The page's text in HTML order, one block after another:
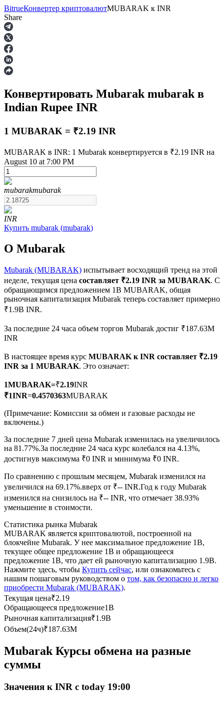
Фьючерсы
USDT-фьючерсы
Фьючерсы с использованием USDT в качестве
обеспечения
Фьючерсы на COIN-M
Криптовалютные фьючерсы
Деривативы на акции, форекс, драгоценные металлы и
сырьевые товары
Фьючерсы с использованием USDC в качестве
обеспечения
Копирование торговли
Присоединяйтесь к лучшим трейдерам
BitrueКонвертер криптовалютMUBARAK к INR
Share
Конвертировать Mubarak mubarak в
Indian Rupee INR
1 MUBARAK = ₹2.19 INR
MUBARAK в INR: 1 Mubarak конвертируется в ₹2.19 INR на
August 10 at 7:00 PM
mubarakmubarak
INR
Купить mubarak (mubarak)
О Mubarak
Mubarak (MUBARAK) испытывает восходящий тренд на этой
неделе, текущая цена составляет ₹2.19 INR за MUBARAK. С
обращающимся предложением 1B MUBARAK, общая
рыночная капитализация Mubarak теперь составляет примерно
₹1.9B INR.
За последние 24 часа объем торгов Mubarak достиг ₹187.63M
INR
В настоящее время курс MUBARAK к INR составляет ₹2.19
INR за 1 MUBARAK. Это означает:
1MUBARAK=₹2.19INR
₹1INR=0.4570363MUBARAK
(Примечание: Комиссии за обмен и газовые расходы не
включены.)
За последние 7 дней цена Mubarak изменилась на увеличилось
на 81.77%.За последние 24 часа курс колебался на 4.13%,
достигнув максимума ₹0 INR и минимума ₹0 INR.
По сравнению с прошлым месяцем, Mubarak изменился на
увеличился на 69.17%.вверх от ₹-- INR.Год к году Mubarak
изменился на снизилось на ₹-- INR, что отмечает 38.93%
уменьшение в стоимости.
Статистика рынка Mubarak
MUBARAK является криптовалютой, построенной на
блокчейне Mubarak. У нее максимальное предложение 1B,
текущее общее предложение 1B и обращающееся
предложение 1B, что дает ей рыночную капитализацию 1.9B.
Нажмите здесь, чтобы Купить сейчас, или ознакомьтесь с
нашим пошаговым руководством о том, как безопасно и легко
приобрести Mubarak (MUBARAK).
Текущая цена₹2.19
Обращающееся предложение1B
Рыночная капитализация₹1.9B
Объем(24ч)₹187.63M
Mubarak Курсы обмена на разные
суммы
Значения к INR с today 19:00